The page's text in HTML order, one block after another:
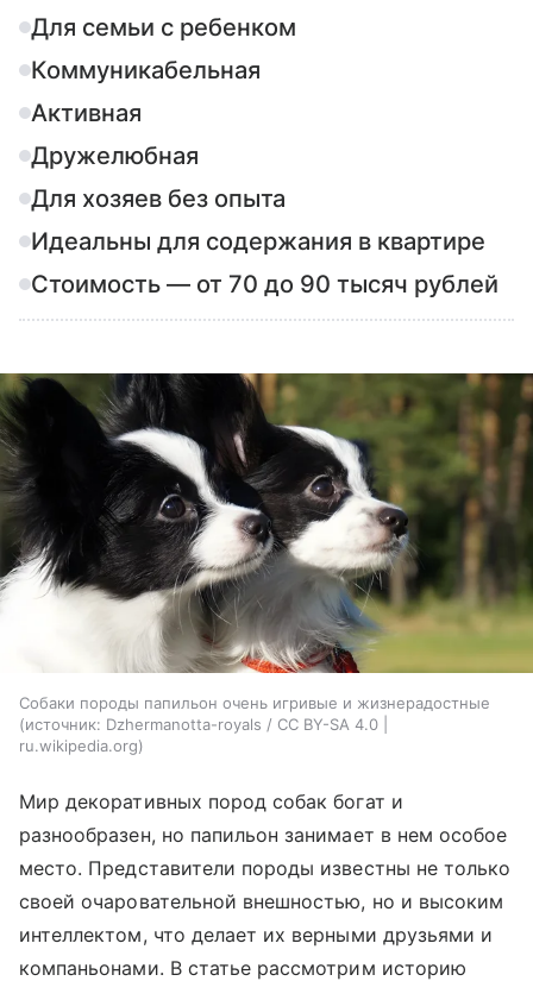
Для семьи с ребенком
Коммуникабельная
Активная
Дружелюбная
Для хозяев без опыта
Идеальны для содержания в квартире
Стоимость — от 70 до 90 тысяч рублей
Собаки породы папильон очень игривые и жизнерадостные
источник: Dzhermanotta-royals / CC BY-SA 4.0 |
ru.wikipedia.org
Мир декоративных пород собак богат и
разнообразен, но папильон занимает в нем особое
место. Представители породы известны не только
своей очаровательной внешностью, но и высоким
интеллектом, что делает их верными друзьями и
компаньонами. В статье рассмотрим историю